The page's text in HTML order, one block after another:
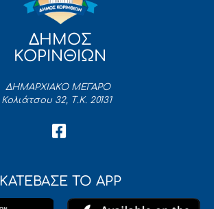
ΔΗΜΟΣ
ΚΟΡΙΝΘΙΩΝ
ΔΗΜΑΡΧΙΑΚΟ ΜΕΓΑΡΟ
Κολιάτσου 32, Τ.Κ. 20131
ΚΑΤΕΒΑΣΕ ΤΟ APP